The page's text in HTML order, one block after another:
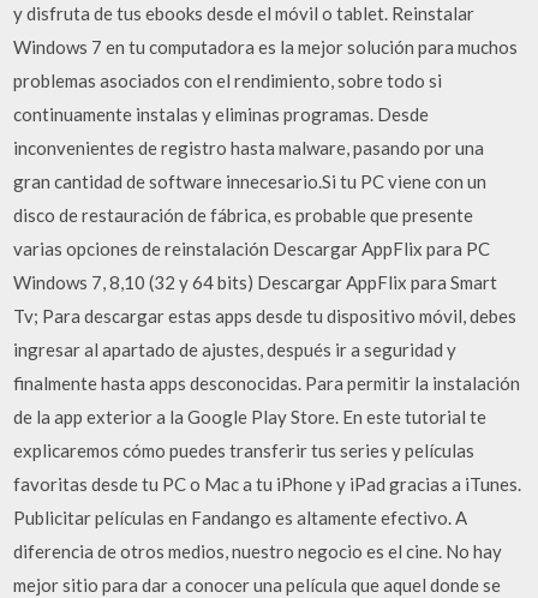
y disfruta de tus ebooks desde el móvil o tablet. Reinstalar
Windows 7 en tu computadora es la mejor solución para muchos
problemas asociados con el rendimiento, sobre todo si
continuamente instalas y eliminas programas. Desde
inconvenientes de registro hasta malware, pasando por una
gran cantidad de software innecesario.Si tu PC viene con un
disco de restauración de fábrica, es probable que presente
varias opciones de reinstalación Descargar AppFlix para PC
Windows 7, 8,10 (32 y 64 bits) Descargar AppFlix para Smart
Tv; Para descargar estas apps desde tu dispositivo móvil, debes
ingresar al apartado de ajustes, después ir a seguridad y
finalmente hasta apps desconocidas. Para permitir la instalación
de la app exterior a la Google Play Store. En este tutorial te
explicaremos cómo puedes transferir tus series y películas
favoritas desde tu PC o Mac a tu iPhone y iPad gracias a iTunes.
Publicitar películas en Fandango es altamente efectivo. A
diferencia de otros medios, nuestro negocio es el cine. No hay
mejor sitio para dar a conocer una película que aquel donde se